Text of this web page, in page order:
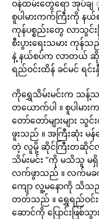
ဝန်ထမ်းတွေရော အုပ်ခ
စူပါမားကက်ကြီးကို
ကုန်ပစ္စည်းတွေ လာသွင်
စီးပွားရေးသမား ကု
နဲ့ နယ်စပ်က လာတယ်
ရည်ဝင်းထိန် ခင်မင် ရင်
ကိုရွှေသိမ်းမင်းက သန့်သ
တယောက်ပါ ။ စူပါမာ
တော်တော်များများ
ဖူးသည် ။ အကြီးဆုံး မန်
တဲ့ လူမို့ ဆိုင်ကြီးတဆိုင်
သိမ်းမင်း ”ကို မသိသူ မ
လက်ဖွာသည် ။ လက်မခ
ကျော လူ့မနောကို သိ
တတ်သည် ။ ရွှေရည်ဝင်း
ဆောင်ကို ပြောင်းဖြ